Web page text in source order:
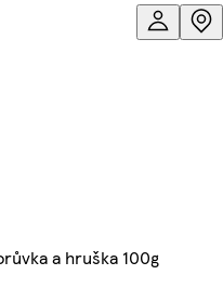
a hruška 100g